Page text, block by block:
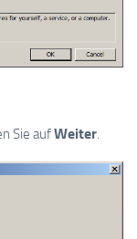
Sie aufWeiter